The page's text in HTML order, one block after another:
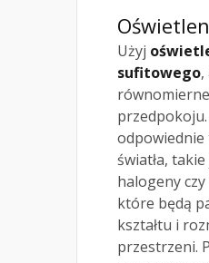
Użyj
sufitowego
odpowiednie
światła,
halogeny
które będą
kształtu i
przestrzeni.